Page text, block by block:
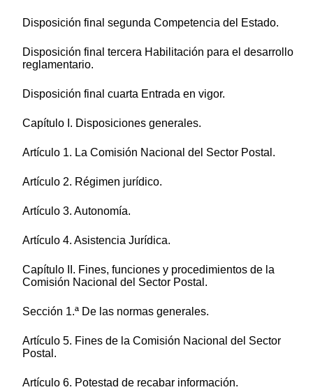
Disposición final segunda Competencia del Estado.
Disposición final tercera Habilitación para el desarrollo
reglamentario.
Disposición final cuarta Entrada en vigor.
Capítulo I. Disposiciones generales.
Artículo 1. La Comisión Nacional del Sector Postal.
Artículo 2. Régimen jurídico.
Artículo 3. Autonomía.
Artículo 4. Asistencia Jurídica.
Capítulo II. Fines, funciones y procedimientos de la
Comisión Nacional del Sector Postal.
Sección 1.ª De las normas generales.
Artículo 5. Fines de la Comisión Nacional del Sector
Postal.
Artículo 6. Potestad de recabar información.